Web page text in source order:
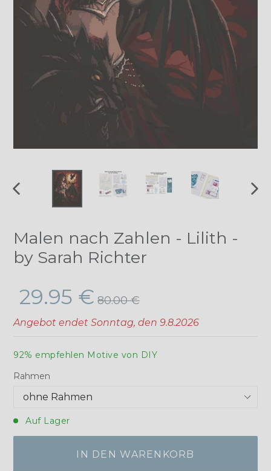
VORHERIGER
Malen nach Zahlen - Lilith -
by Sarah Richter
Normaler
Preis
29.95 € 80.00 €
Angebot endet Sonntag, den 9.8.2026
92% empfehlen Motive von DIY
Rahmen
Auf Lager
IN DEN WARENKORB